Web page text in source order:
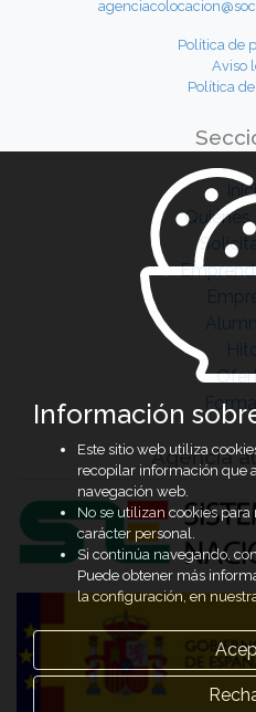
Política de
Aviso
Política
Quiénes
Agencia
Información
Este sitio web utiliza
recopilar información que
navegación web.
No se utilizan cookies
carácter personal.
Si continúa navegando,
Puede obtener más
la configuración, en